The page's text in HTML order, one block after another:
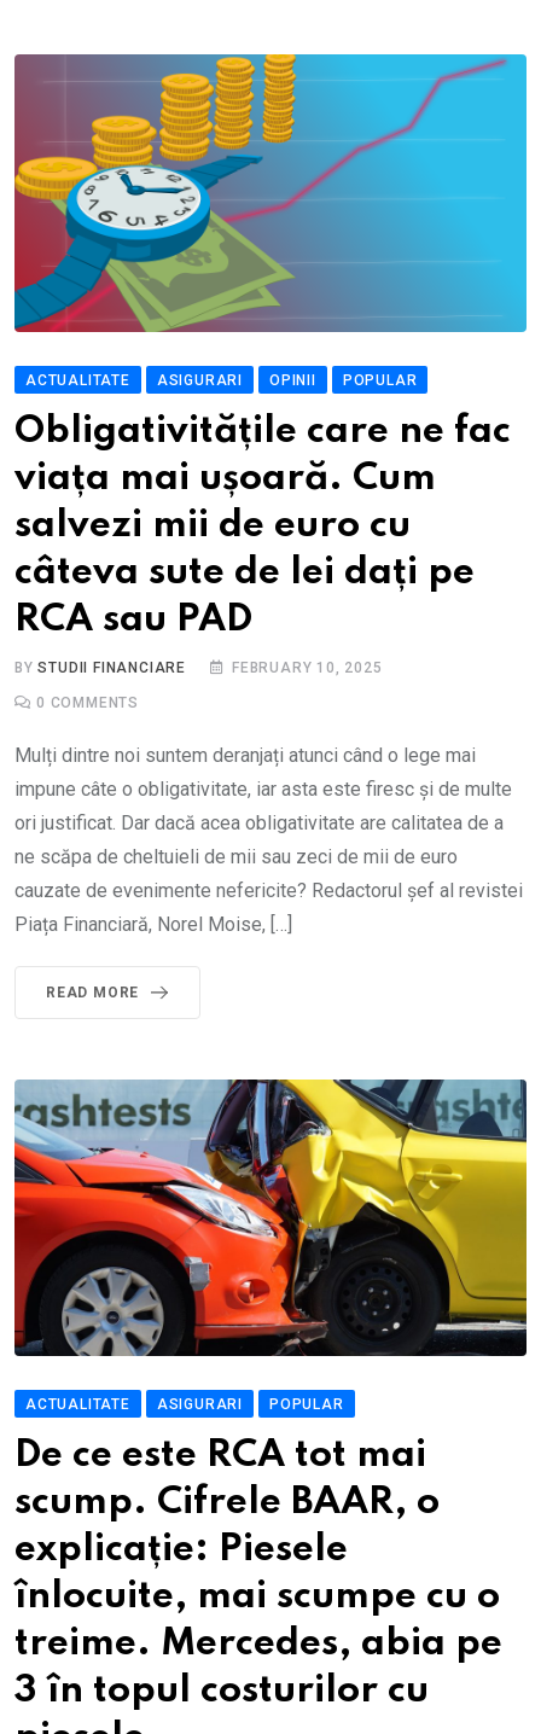
ACTUALITATE ASIGURARI OPINII POPULAR
Obligativitățile care ne fac
viața mai ușoară. Cum
salvezi mii de euro cu
câteva sute de lei dați pe
RCA sau PAD
BYSTUDII FINANCIARE FEBRUARY 10, 2025
0 COMMENTS
Mulți dintre noi suntem deranjați atunci când o lege mai
impune câte o obligativitate, iar asta este firesc și de multe
ori justificat. Dar dacă acea obligativitate are calitatea de a
ne scăpa de cheltuieli de mii sau zeci de mii de euro
cauzate de evenimente nefericite? Redactorul șef al revistei
Piața Financiară, Norel Moise, […]
READ MORE
ACTUALITATE ASIGURARI POPULAR
De ce este RCA tot mai
scump. Cifrele BAAR, o
explicație: Piesele
înlocuite, mai scumpe cu o
treime. Mercedes, abia pe
3 în topul costurilor cu